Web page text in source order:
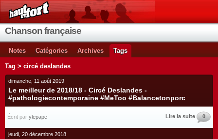
Chanson française
Notes Catégories Archives Tags
Tag > circé deslandes
dimanche, 11 août 2019
Le meilleur de 2018/18 - Circé Deslandes -
#pathologiecontemporaine #MeToo #Balancetonporc
Écrit par ylepape Lire la suite 0
jeudi, 20 décembre 2018